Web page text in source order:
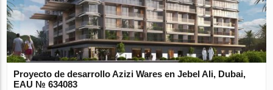
Proyecto de desarrollo Azizi Wares en Jebel Ali, Dubai,
EAU № 634083